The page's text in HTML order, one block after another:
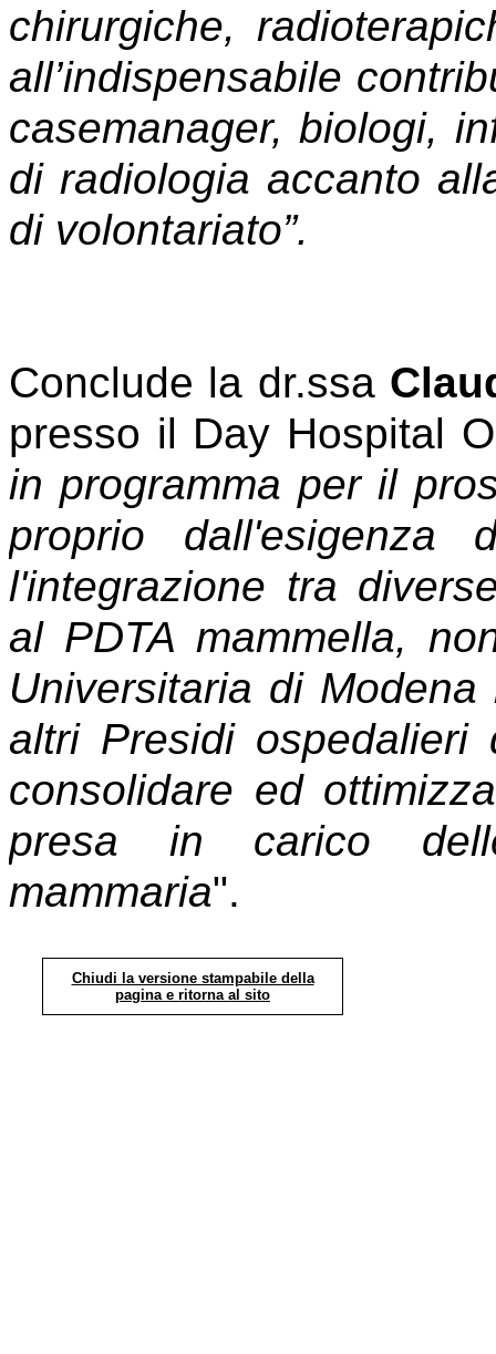
chirurgiche,
all’indispensabile
casemanager, biologi,
di radiologia accanto
di volontariato”.
Conclude la dr.ssa
presso il Day Hospital
in programma per il
proprio
l'integrazione tra
al PDTA mammella,
Universitaria di
altri Presidi
consolidare ed
presa in carico
mammaria".
Chiudi la versione stampabile della
pagina e ritorna al sito